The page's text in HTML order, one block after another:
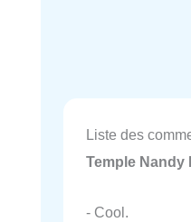
Liste des
Temple Nandy
- Cool.